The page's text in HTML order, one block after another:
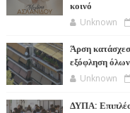
κοινό
Unknown
Άρση
εξόφληση
Unknown
ΔΥΠΑ: